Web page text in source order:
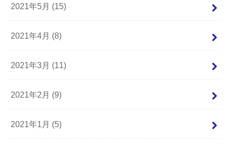
2021年5月 (15)
2021年4月 (8)
2021年3月 (11)
2021年2月 (9)
2021年1月 (5)